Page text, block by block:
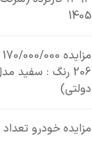
1405
دولتی)
مزایده خودرو تعداد 5 دستگاه خودرو